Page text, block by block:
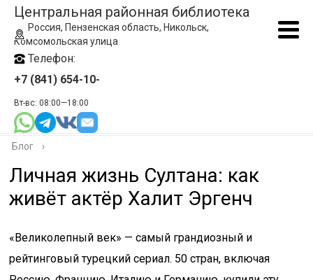
Центральная районная библиотека
Россия, Пензенская область, Никольск,
Комсомольская улица
Телефон:
+7 (841) 654-10-
Вт-вс: 08:00—18:00
Блог ›
Личная жизнь Султана: как
живёт актёр Халит Эргенч
«Великолепный век» — самый грандиозный и
рейтинговый турецкий сериал. 50 стран, включая